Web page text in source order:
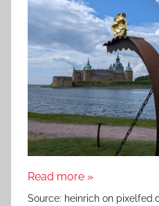
Read more »
Source: heinrich on